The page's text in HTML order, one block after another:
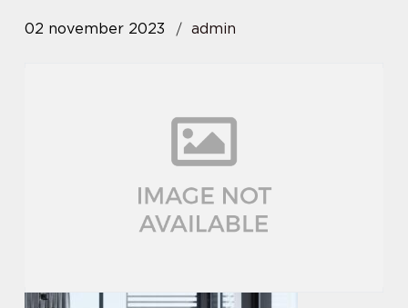
02 november 2023 admin